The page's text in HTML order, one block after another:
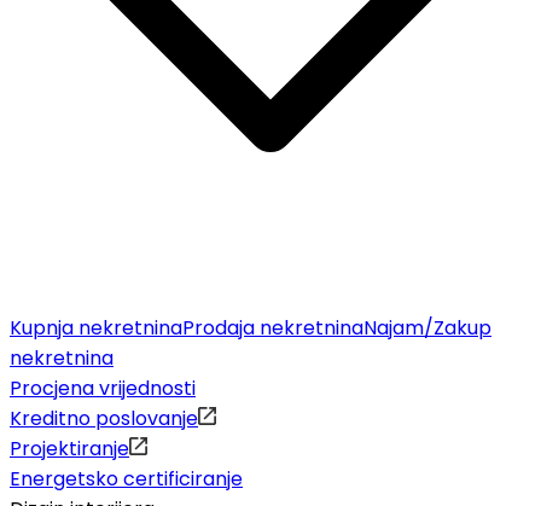
Kupnja nekretninaProdaja nekretninaNajam/Zakup
nekretnina
Procjena vrijednosti
Kreditno poslovanje
Projektiranje
Energetsko certificiranje